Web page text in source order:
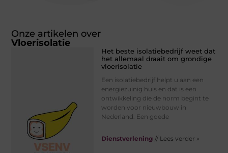
Onze artikelen over
Vloerisolatie
Het beste isolatiebedrijf weet dat
het allemaal draait om grondige
vloerisolatie
Een isolatiebedrijf helpt u aan een
energiezuinig huis en dat is een
ontwikkeling die de norm begint te
worden voor nieuwbouw in
Nederland. Een goede
Dienstverlening // Lees verder »